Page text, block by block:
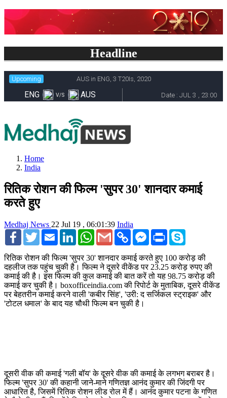
Headline
Home
India
रितिक रोशन की फिल्म 'सुपर 30' शानदार कमाई
करते हुए
Medhaj News 22 Jul 19 , 06:01:39 India
Facebook
TwitterEmail LinkedInWhatsApp
Gmail Copy
Link
Facebook
Messenger
Print
रितिक रोशन की फिल्म 'सुपर 30' शानदार कमाई करते हुए 100 करोड़ की
दहलीज तक पहुंच चुकी है। फिल्म ने दूसरे वीकेंड पर 23.25 करोड़ रुपए की
कमाई की है। इस फिल्म की कुल कमाई की बात करें तो यह 98.75 करोड़ की
कमाई कर चुकी है। boxofficeindia.com की रिपोर्ट के मुताबिक, दूसरे वीकेंड
पर बेहतरीन कमाई करने वाली 'कबीर सिंह', 'उरी: द सर्जिकल स्ट्राइक' और
'टोटल धमाल' के बाद यह चौथी फिल्म बन चुकी है।
दूसरी वीक की कमाई 'गली बॉय' के दूसरे वीक की कमाई के लगभग बराबर है।
फिल्म 'सुपर 30' की कहानी जाने-माने गणितज्ञ आनंद कुमार की जिंदगी पर
आधारित है, जिसमें रितिक रोशन लीड रोल में हैं। आनंद कुमार पटना के गणित